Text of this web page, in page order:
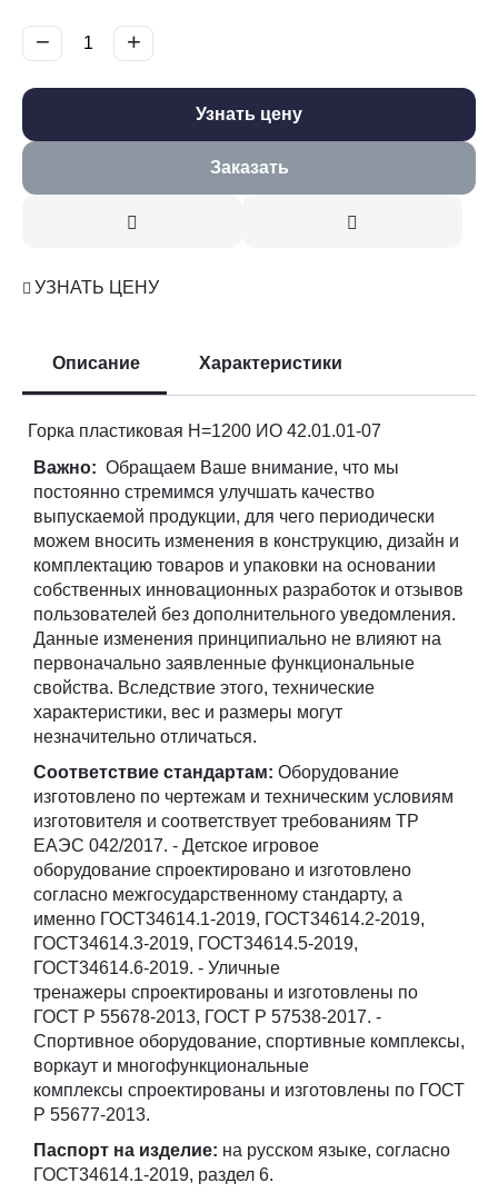
+
−
Узнать цену
Заказать
УЗНАТЬ ЦЕНУ
Описание Характеристики
Горка пластиковая H=1200 ИО 42.01.01-07
Важно: Обращаем Ваше внимание, что мы
постоянно стремимся улучшать качество
выпускаемой продукции, для чего периодически
можем вносить изменения в конструкцию, дизайн и
комплектацию товаров и упаковки на основании
собственных инновационных разработок и отзывов
пользователей без дополнительного уведомления.
Данные изменения принципиально не влияют на
первоначально заявленные функциональные
свойства. Вследствие этого, технические
характеристики, вес и размеры могут
незначительно отличаться.
Соответствие стандартам: Оборудование
изготовлено по чертежам и техническим условиям
изготовителя и соответствует требованиям ТР
ЕАЭС 042/2017. - Детское игровое
оборудование спроектировано и изготовлено
согласно межгосударственному стандарту, а
именно ГОСТ34614.1-2019, ГОСТ34614.2-2019,
ГОСТ34614.3-2019, ГОСТ34614.5-2019,
ГОСТ34614.6-2019. - Уличные
тренажеры спроектированы и изготовлены по
ГОСТ Р 55678-2013, ГОСТ Р 57538-2017. -
Спортивное оборудование, спортивные комплексы,
воркаут и многофункциональные
комплексы спроектированы и изготовлены по ГОСТ
Р 55677-2013.
Паспорт на изделие: на русском языке, согласно
ГОСТ34614.1-2019, раздел 6.